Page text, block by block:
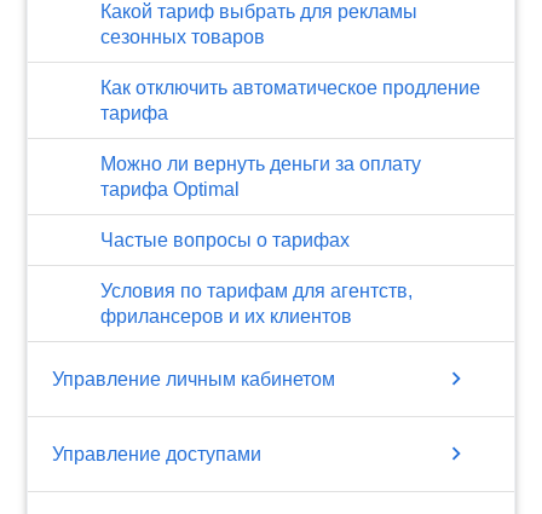
Какой тариф выбрать для рекламы
сезонных товаров
Как отключить автоматическое продление
тарифа
Можно ли вернуть деньги за оплату
тарифа Optimal
Частые вопросы о тарифах
Условия по тарифам для агентств,
фрилансеров и их клиентов
Управление личным кабинетом chevron_right
Управление доступами chevron_right